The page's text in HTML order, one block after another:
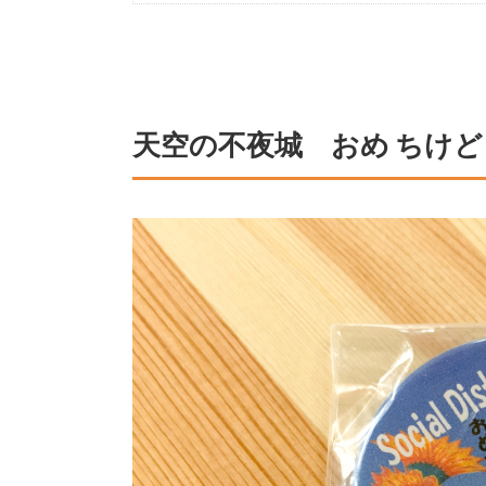
天空の不夜城 おめ ちけ